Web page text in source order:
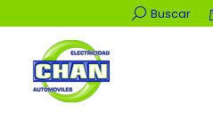
Buscar:
Buscar